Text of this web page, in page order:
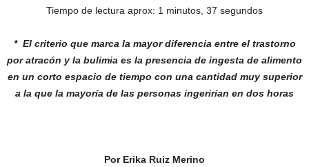
Tiempo de lectura aprox: 1 minutos, 37 segundos
* El criterio que marca la mayor diferencia entre el trastorno
por atracón y la bulimia es la presencia de ingesta de alimento
en un corto espacio de tiempo con una cantidad muy superior
a la que la mayoría de las personas ingerirían en dos horas
Por Erika Ruiz Merino